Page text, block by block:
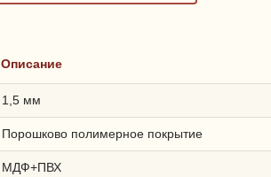
Описание
1,5 мм
Порошково полимерное покрытие
МДФ+ПВХ